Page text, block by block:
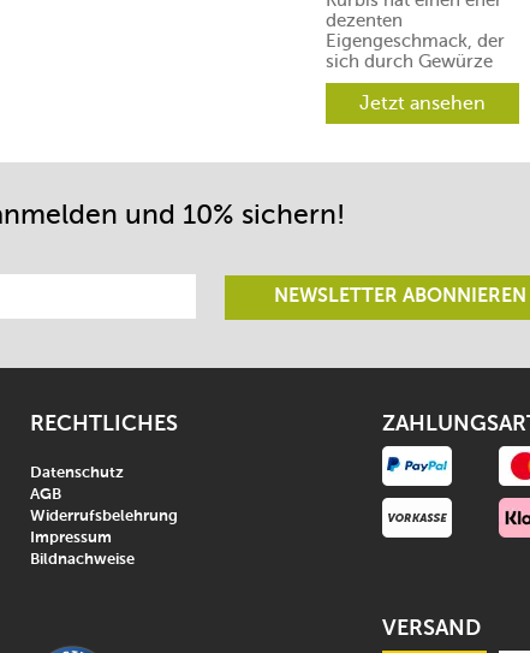
dezenten
Eigengeschmack, der
sich durch Gewürze
und Aromen leicht in
verschiedene
Richtungen lenken
Jetzt ansehen
und 10% sichern!
NEWSLETTER ABONNIEREN
RECHTLICHES
Datenschutz
AGB
Widerrufsbelehrung
Impressum
Bildnachweise
VERSAND